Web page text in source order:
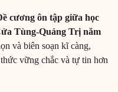
cương ôn tập giữa học
Tùng-Quảng Trị năm
và biên soạn kĩ càng,
vững chắc và tự tin hơn